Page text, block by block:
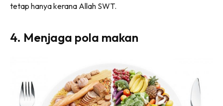
tetap hanya kerana Allah SWT.
4. Menjaga pola makan